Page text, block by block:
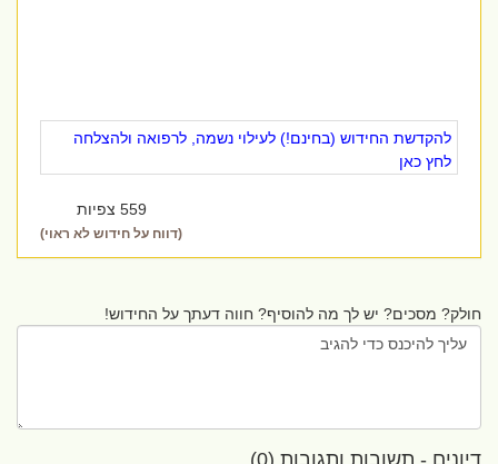
להקדשת החידוש (בחינם!) לעילוי נשמה, לרפואה ולהצלחה
לחץ כאן
559 צפיות
(דווח על חידוש לא ראוי)
חולק? מסכים? יש לך מה להוסיף? חווה דעתך על החידוש!